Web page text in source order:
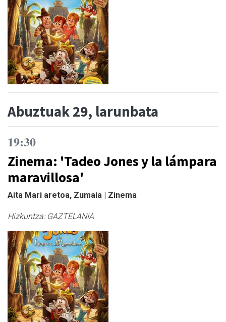
Abuztuak 29, larunbata
19:30
Zinema: 'Tadeo Jones y la lámpara
maravillosa'
Aita Mari aretoa, Zumaia | Zinema
Hizkuntza: GAZTELANIA